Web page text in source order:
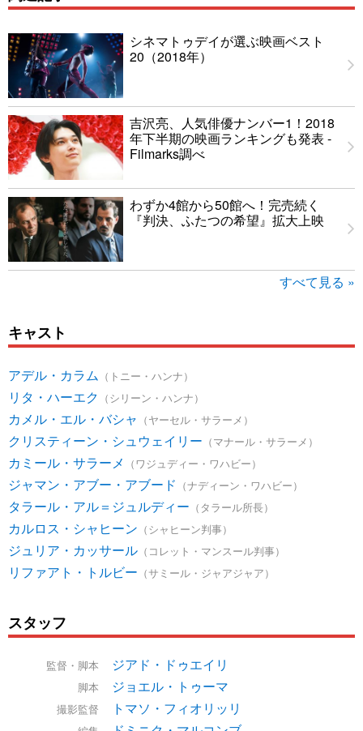
シネマトゥデイが選ぶ映画ベスト
20（2018年）
吉沢亮、人気俳優ナンバー1！2018
年下半期の映画ランキングも発表 -
Filmarks調べ
わずか4館から50館へ！完売続く
『判決、ふたつの希望』拡大上映
すべて見る »
キャスト
アデル・カラム （トニー・ハンナ）
リタ・ハーエク （シリーン・ハンナ）
カメル・エル・バシャ （ヤーセル・サラーメ）
クリスティーン・シュウェイリー （マナール・サラーメ）
カミール・サラーメ （ワジュディー・ワハビー）
ジャマン・アブー・アブード （ナディーン・ワハビー）
タラール・アル＝ジュルディー （タラール所長）
カルロス・シャヒーン （シャヒーン判事）
ジュリア・カッサール （コレット・マンスール判事）
リファアト・トルビー （サミール・ジャアジャア）
スタッフ
監督・脚本 ジアド・ドゥエイリ
脚本 ジョエル・トゥーマ
撮影監督 トマソ・フィオリッリ